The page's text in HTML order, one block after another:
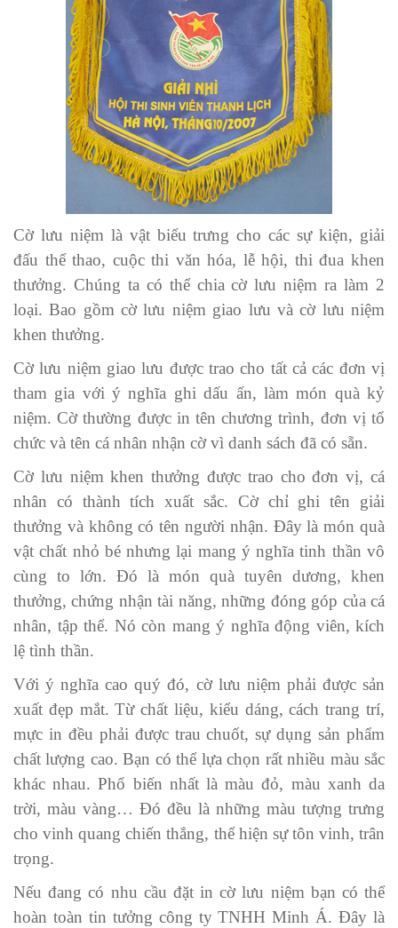
Cờ lưu niệm là vật biểu trưng cho các sự kiện, giải
đấu thể thao, cuộc thi văn hóa, lễ hội, thi đua khen
thưởng. Chúng ta có thể chia cờ lưu niệm ra làm 2
loại. Bao gồm cờ lưu niệm giao lưu và cờ lưu niệm
khen thưởng.
Cờ lưu niệm giao lưu được trao cho tất cả các đơn vị
tham gia với ý nghĩa ghi dấu ấn, làm món quà kỷ
niệm. Cờ thường được in tên chương trình, đơn vị tổ
chức và tên cá nhân nhận cờ vì danh sách đã có sẵn.
Cờ lưu niệm khen thưởng được trao cho đơn vị, cá
nhân có thành tích xuất sắc. Cờ chỉ ghi tên giải
thưởng và không có tên người nhận. Đây là món quà
vật chất nhỏ bé nhưng lại mang ý nghĩa tinh thần vô
cùng to lớn. Đó là món quà tuyên dương, khen
thưởng, chứng nhận tài năng, những đóng góp của cá
nhân, tập thể. Nó còn mang ý nghĩa động viên, kích
lệ tình thần.
Với ý nghĩa cao quý đó, cờ lưu niệm phải được sản
xuất đẹp mắt. Từ chất liệu, kiểu dáng, cách trang trí,
mực in đều phải được trau chuốt, sự dụng sản phẩm
chất lượng cao. Bạn có thể lựa chọn rất nhiều màu sắc
khác nhau. Phổ biến nhất là màu đỏ, màu xanh da
trời, màu vàng… Đó đều là những màu tượng trưng
cho vinh quang chiến thắng, thể hiện sự tôn vinh, trân
trọng.
Nếu đang có nhu cầu đặt in cờ lưu niệm bạn có thể
hoàn toàn tin tưởng công ty TNHH Minh Á. Đây là